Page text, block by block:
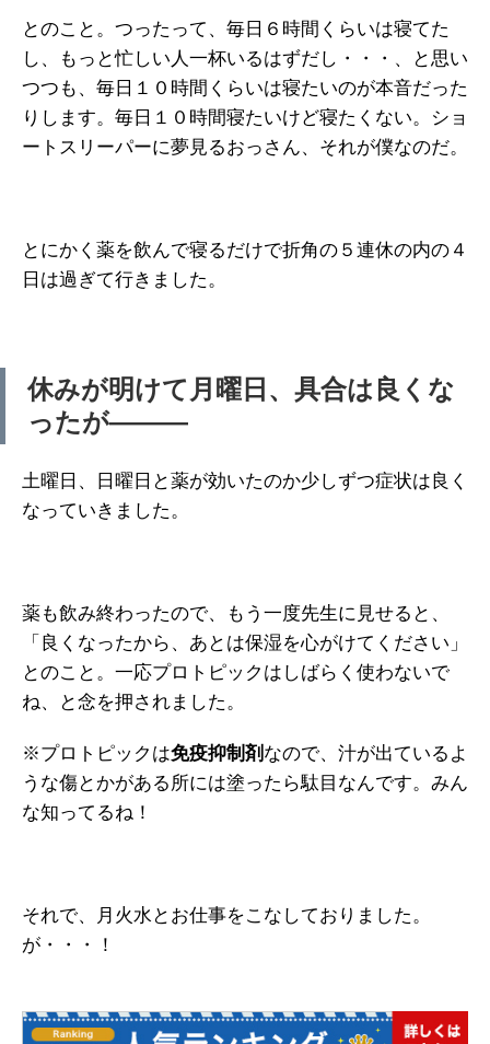
とのこと。つったって、毎日６時間くらいは寝てた
し、もっと忙しい人一杯いるはずだし・・・、と思い
つつも、毎日１０時間くらいは寝たいのが本音だった
りします。毎日１０時間寝たいけど寝たくない。ショ
ートスリーパーに夢見るおっさん、それが僕なのだ。
とにかく薬を飲んで寝るだけで折角の５連休の内の４
日は過ぎて行きました。
休みが明けて月曜日、具合は良くな
ったが―――
土曜日、日曜日と薬が効いたのか少しずつ症状は良く
なっていきました。
薬も飲み終わったので、もう一度先生に見せると、
「良くなったから、あとは保湿を心がけてください」
とのこと。一応プロトピックはしばらく使わないで
ね、と念を押されました。
※プロトピックは免疫抑制剤 なので、汁が出ているよ
うな傷とかがある所には塗ったら駄目なんです。みん
な知ってるね！
それで、月火水とお仕事をこなしておりました。
が・・・！